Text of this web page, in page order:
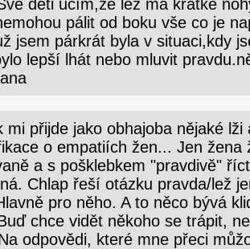
děti učím,že lež má krátké
pálit od boku vše co je
jsem párkrát byla v situaci,kdy
lepší lhát nebo mluvit
mi přijde jako obhajoba nějaké lži
o empatiích žen... Jen žena
a s pošklebkem "pravdivě"
Chlap řeší otázku pravda/lež
pro něho. A to něco bývá
chce vidět někoho se trápit,
odpovědi, které mne přeci